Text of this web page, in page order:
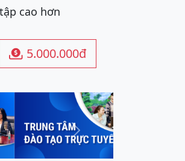
cao hơn
 5.000.000đ
Next